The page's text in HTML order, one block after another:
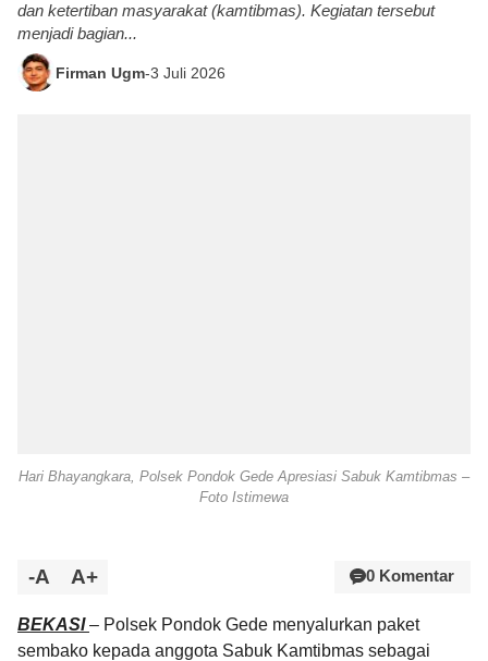
dan ketertiban masyarakat (kamtibmas). Kegiatan tersebut
menjadi bagian...
Firman Ugm-3 Juli 2026
Hari Bhayangkara, Polsek Pondok Gede Apresiasi Sabuk Kamtibmas –
Foto Istimewa
-A A+ 0 Komentar
BEKASI– Polsek Pondok Gede menyalurkan paket
sembako kepada anggota Sabuk Kamtibmas sebagai